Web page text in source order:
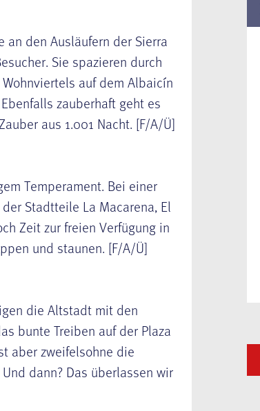
an den Ausläufern der Sierra
Sie spazieren durch
auf dem Albaicín
zauberhaft geht es
aus 1.001 Nacht. [F/A/Ü]
Temperament. Bei einer
Stadtteile La Macarena, El
Zeit zur freien Verfügung in
und staunen. [F/A/Ü]
die Altstadt mit den
bunte Treiben auf der Plaza
aber zweifelsohne die
dann? Das überlassen wir